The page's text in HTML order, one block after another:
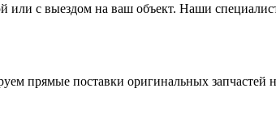
или с выездом на ваш объект. Наши
прямые поставки оригинальных запчастей